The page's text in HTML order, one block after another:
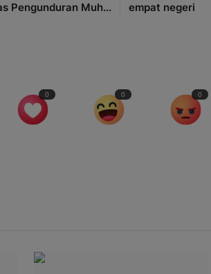
Pengunduran Muh...
empat negeri
0 0 0